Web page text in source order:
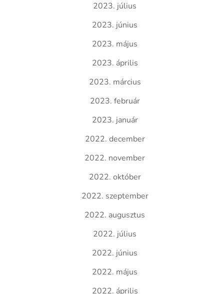
2023. július
2023. június
2023. május
2023. április
2023. március
2023. február
2023. január
2022. december
2022. november
2022. október
2022. szeptember
2022. augusztus
2022. július
2022. június
2022. május
2022. április